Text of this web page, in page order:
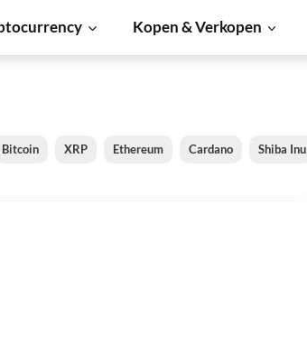
Kopen & Verkopen
Bitcoin XRP Ethereum Cardano Shiba Inu